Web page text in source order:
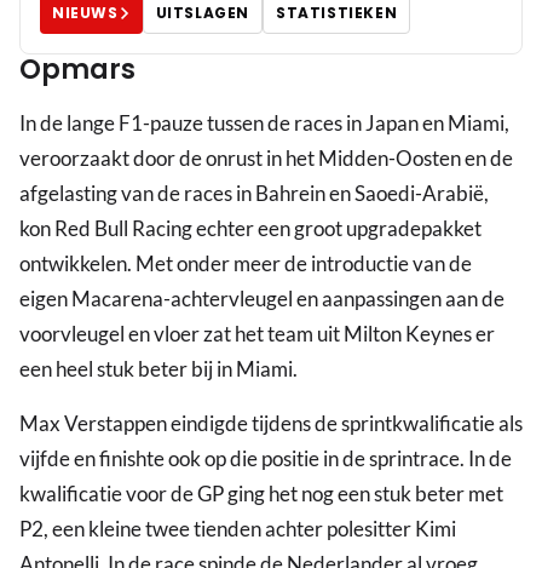
NIEUWS UITSLAGEN STATISTIEKEN
Opmars
In de lange F1-pauze tussen de races in Japan en Miami,
veroorzaakt door de onrust in het Midden-Oosten en de
afgelasting van de races in Bahrein en Saoedi-Arabië,
kon Red Bull Racing echter een groot upgradepakket
ontwikkelen. Met onder meer de introductie van de
eigen Macarena-achtervleugel en aanpassingen aan de
voorvleugel en vloer zat het team uit Milton Keynes er
een heel stuk beter bij in Miami.
Max Verstappen eindigde tijdens de sprintkwalificatie als
vijfde en finishte ook op die positie in de sprintrace. In de
kwalificatie voor de GP ging het nog een stuk beter met
P2, een kleine twee tienden achter polesitter Kimi